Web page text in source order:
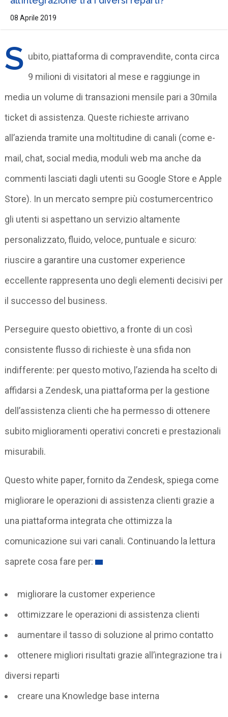
08 Aprile 2019
S ubito, piattaforma di compravendite, conta circa
9 milioni di visitatori al mese e raggiunge in
media un volume di transazioni mensile pari a 30mila
ticket di assistenza. Queste richieste arrivano
all’azienda tramite una moltitudine di canali (come e-
mail, chat, social media, moduli web ma anche da
commenti lasciati dagli utenti su Google Store e Apple
Store). In un mercato sempre più costumercentrico
gli utenti si aspettano un servizio altamente
personalizzato, fluido, veloce, puntuale e sicuro:
riuscire a garantire una customer experience
eccellente rappresenta uno degli elementi decisivi per
il successo del business.
Perseguire questo obiettivo, a fronte di un così
consistente flusso di richieste è una sfida non
indifferente: per questo motivo, l’azienda ha scelto di
affidarsi a Zendesk, una piattaforma per la gestione
dell’assistenza clienti che ha permesso di ottenere
subito miglioramenti operativi concreti e prestazionali
misurabili.
Questo white paper, fornito da Zendesk, spiega come
migliorare le operazioni di assistenza clienti grazie a
una piattaforma integrata che ottimizza la
comunicazione sui vari canali. Continuando la lettura
saprete cosa fare per:
migliorare la customer experience
ottimizzare le operazioni di assistenza clienti
aumentare il tasso di soluzione al primo contatto
ottenere migliori risultati grazie all’integrazione tra i
diversi reparti
creare una Knowledge base interna